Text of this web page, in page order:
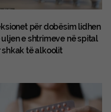
për dobësim lidhen
uljen e shtrimeve në spital
shkak të alkoolit